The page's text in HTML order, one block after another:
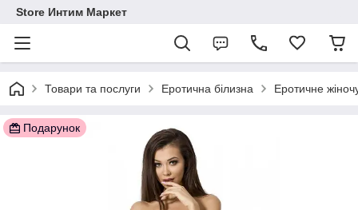
Store Интим Маркет
Товари та послуги Еротична білизна Еротичне
Подарунок